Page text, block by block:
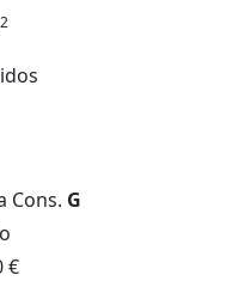
2
Cons. G
€